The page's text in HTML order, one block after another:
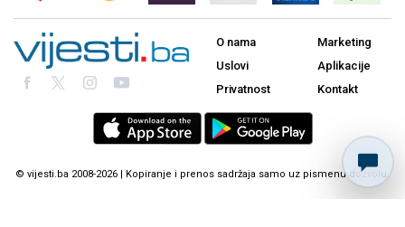
O nama
Uslovi
Privatnost
Marketing
Aplikacije
Kontakt
© vijesti.ba 2008-2026 | Kopiranje i prenos sadržaja samo uz pismenu dozvolu.